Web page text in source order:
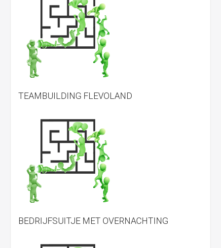
TEAMBUILDING FLEVOLAND
BEDRIJFSUITJE MET OVERNACHTING